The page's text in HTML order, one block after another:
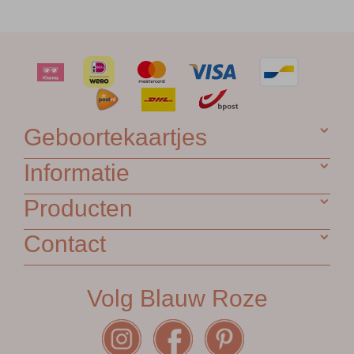
Geboortekaartjes
Informatie
Producten
Contact
Volg Blauw Roze